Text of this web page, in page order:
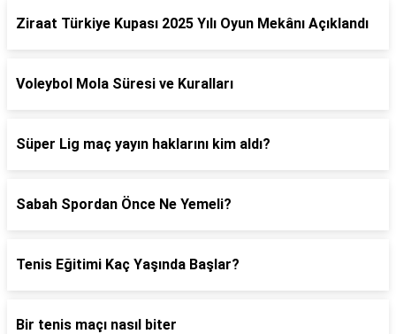
Ziraat Türkiye Kupası 2025 Yılı Oyun Mekânı Açıklandı
Voleybol Mola Süresi ve Kuralları
Süper Lig maç yayın haklarını kim aldı?
Sabah Spordan Önce Ne Yemeli?
Tenis Eğitimi Kaç Yaşında Başlar?
Bir tenis maçı nasıl biter